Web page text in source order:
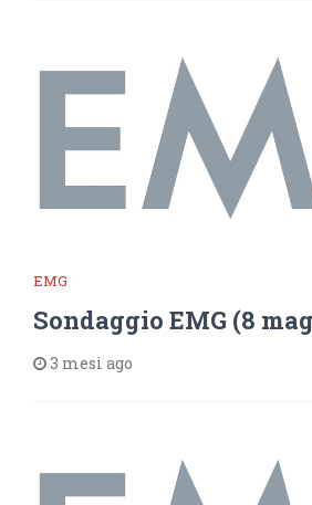
EMG
Sondaggio EMG (8
3 mesi ago